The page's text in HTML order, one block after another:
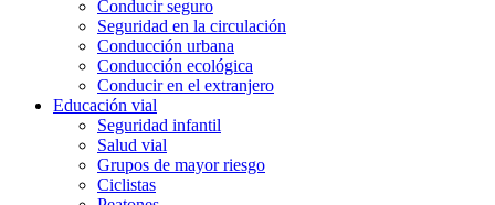
Conducir seguro
Seguridad en la circulación
Conducción urbana
Conducción ecológica
Conducir en el extranjero
Educación vial
Seguridad infantil
Salud vial
Grupos de mayor riesgo
Ciclistas